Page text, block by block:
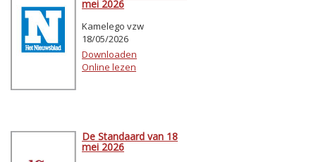
mei 2026
Kamelego vzw
18/05/2026
Downloaden
Online lezen
De Standaard van 18
mei 2026